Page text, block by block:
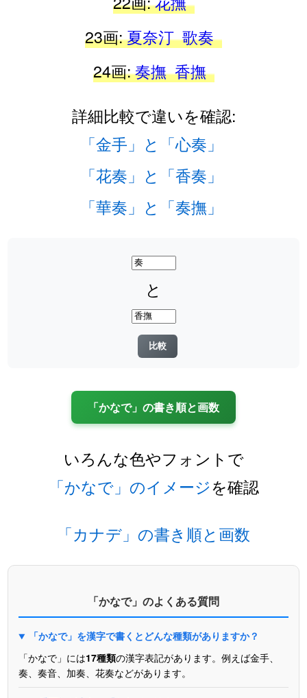
23画:夏奈汀 歌奏
24画:奏撫 香撫
詳細比較で違いを確認:
「金手」と「心奏」
「花奏」と「香奏」
「華奏」と「奏撫」
と
「かなで」の書き順と画数
いろんな色やフォントで
「かなで」のイメージを確認
「カナデ」の書き順と画数
「かなで」のよくある質問
「かなで」を漢字で書くとどんな種類がありますか？
「かなで」には17種類の漢字表記があります。例えば金手、
奏、奏音、加奏、花奏などがあります。